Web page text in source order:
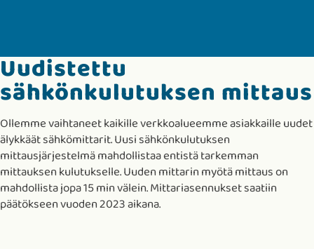
Uudistettu
sähkönkulutuksen mittaus
Ollemme vaihtaneet kaikille verkkoalueemme asiakkaille uudet
älykkäät sähkömittarit. Uusi sähkönkulutuksen
mittausjärjestelmä mahdollistaa entistä tarkemman
mittauksen kulutukselle. Uuden mittarin myötä mittaus on
mahdollista jopa 15 min välein. Mittariasennukset saatiin
päätökseen vuoden 2023 aikana.